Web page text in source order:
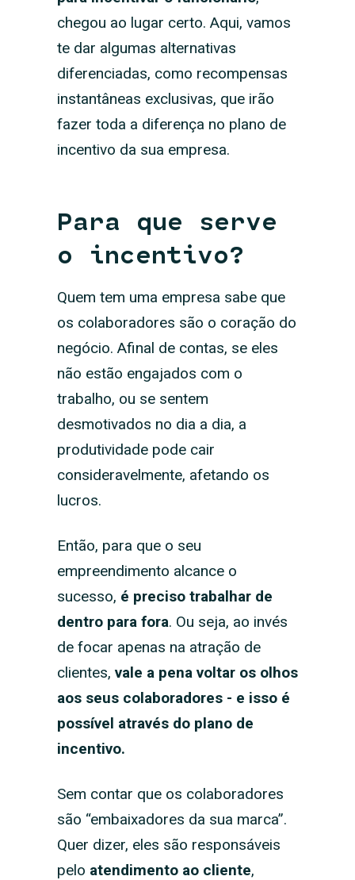
chegou ao lugar certo. Aqui, vamos
te dar algumas alternativas
diferenciadas, como recompensas
instantâneas exclusivas, que irão
fazer toda a diferença no plano de
incentivo da sua empresa.
Para que serve
o incentivo?
Quem tem uma empresa sabe que
os colaboradores são o coração do
negócio. Afinal de contas, se eles
não estão engajados com o
trabalho, ou se sentem
desmotivados no dia a dia, a
produtividade pode cair
consideravelmente, afetando os
lucros.
Então, para que o seu
empreendimento alcance o
sucesso, é preciso trabalhar de
dentro para fora. Ou seja, ao invés
de focar apenas na atração de
clientes, vale a pena voltar os olhos
aos seus colaboradores - e isso é
possível através do plano de
incentivo.
Sem contar que os colaboradores
são “embaixadores da sua marca”.
Quer dizer, eles são responsáveis
pelo atendimento ao cliente,